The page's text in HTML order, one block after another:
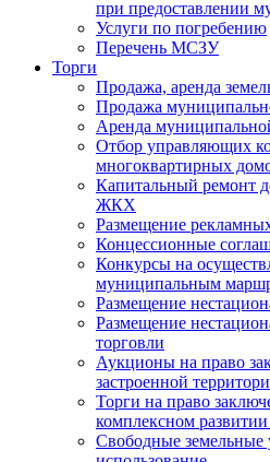
при предоставлении
Услуги по погребению
Перечень МСЗУ
Торги
Продажа, аренда
Продажа
Аренда
Отбор управляющих
многоквартирных
Капитальный ремонт
ЖКХ
Размещение
Концессионные
Конкурсы на
муниципальным
Размещение
Размещение
торговли
Аукционы на право
застроенной
Торги на право
комплексном
Свободные земельные